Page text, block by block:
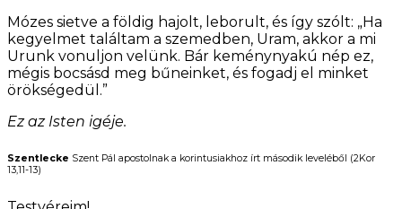
Mózes sietve a földig hajolt, leborult, és így szólt: „Ha
kegyelmet találtam a szemedben, Uram, akkor a mi
Urunk vonuljon velünk. Bár keménynyakú nép ez,
mégis bocsásd meg bűneinket, és fogadj el minket
örökségedül.”
Ez az Isten igéje.
Szentlecke Szent Pál apostolnak a korintusiakhoz írt második leveléből (2Kor
13,11-13)